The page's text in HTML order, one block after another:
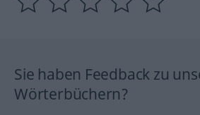
Sie haben Feedback zu
Wörterbüchern?